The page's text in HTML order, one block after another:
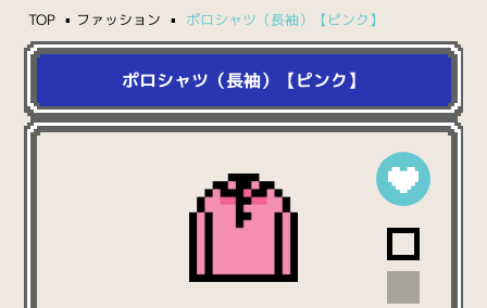
TOP ファッション ポロシャツ（長袖）【ピンク】
ポロシャツ（長袖）【ピンク】